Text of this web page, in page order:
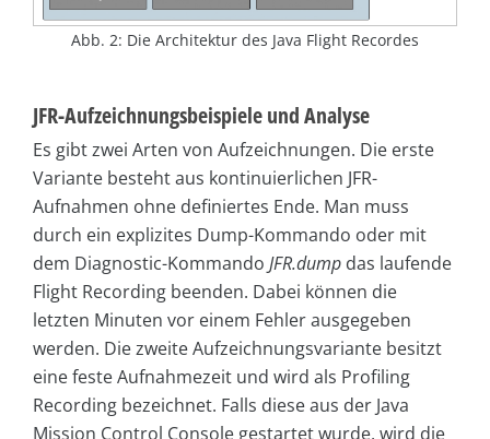
Abb. 2: Die Architektur des Java Flight Recordes
JFR-Aufzeichnungsbeispiele und Analyse
Es gibt zwei Arten von Aufzeichnungen. Die erste
Variante besteht aus kontinuierlichen JFR-
Aufnahmen ohne definiertes Ende. Man muss
durch ein explizites Dump-Kommando oder mit
dem Diagnostic-Kommando JFR.dump das laufende
Flight Recording beenden. Dabei können die
letzten Minuten vor einem Fehler ausgegeben
werden. Die zweite Aufzeichnungsvariante besitzt
eine feste Aufnahmezeit und wird als Profiling
Recording bezeichnet. Falls diese aus der Java
Mission Control Console gestartet wurde, wird die